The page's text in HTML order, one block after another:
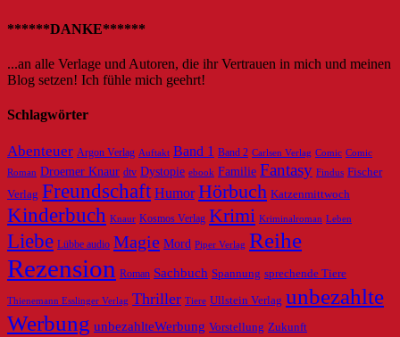
******DANKE******
...an alle Verlage und Autoren, die ihr Vertrauen in mich und meinen
Blog setzen! Ich fühle mich geehrt!
Schlagwörter
Abenteuer Argon Verlag Auftakt Band 1 Band 2 Carlsen Verlag Comic Comic
Roman Droemer Knaur dtv Dystopie ebook Familie Fantasy Findus Fischer
Verlag Freundschaft Humor Hörbuch Katzenmittwoch
Kinderbuch Knaur Kosmos Verlag Krimi Kriminalroman Leben
Liebe Lübbe audio Magie Mord Piper Verlag Reihe
Rezension Roman Sachbuch Spannung sprechende Tiere
Thienemann Esslinger Verlag Thriller Tiere Ullstein Verlag unbezahlte
Werbung unbezahlteWerbung Vorstellung Zukunft